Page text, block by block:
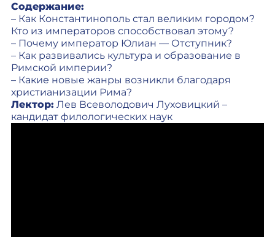
Содержание:
– Как Константинополь стал великим городом?
Кто из императоров способствовал этому?
– Почему император Юлиан — Отступник?
– Как развивались культура и образование в
Римской империи?
– Какие новые жанры возникли благодаря
христианизации Рима?
Лектор: Лев Всеволодович Луховицкий –
кандидат филологических наук